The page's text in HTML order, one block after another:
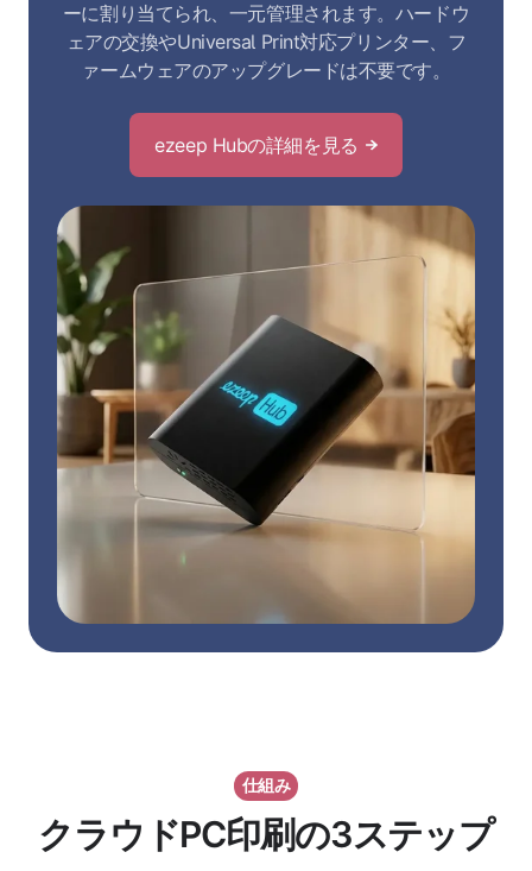
ーに割り当てられ、一元管理されます。ハードウ
ェアの交換やUniversal Print対応プリンター、フ
ァームウェアのアップグレードは不要です。
ezeep Hubの詳細を見る
仕組み
クラウドPC印刷の3ステップ